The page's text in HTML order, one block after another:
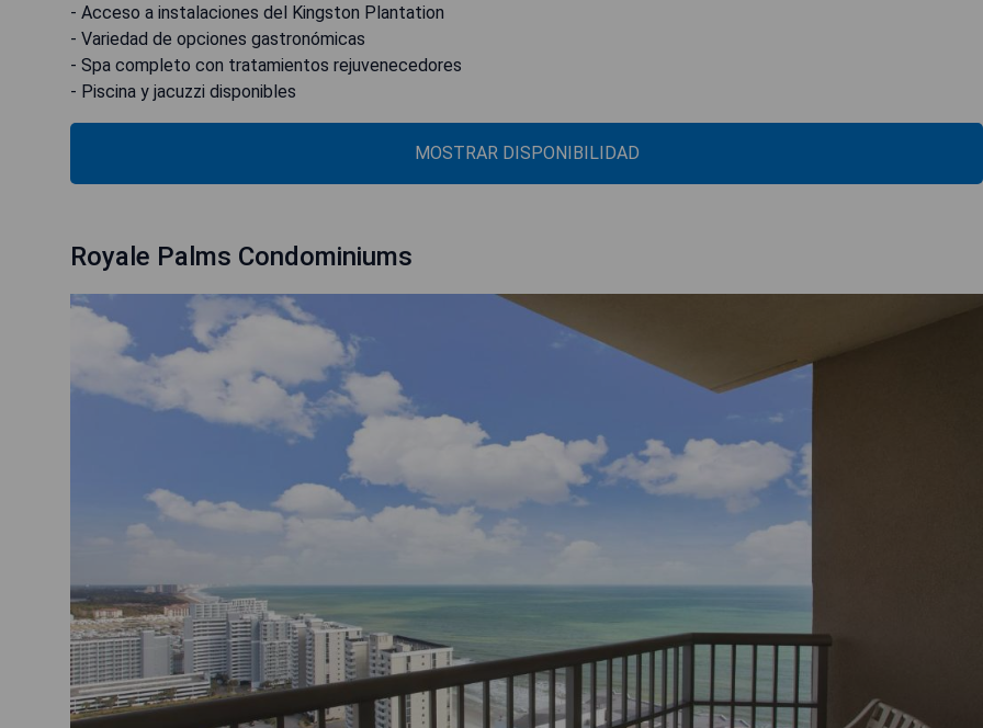
- Acceso a instalaciones del Kingston Plantation
- Variedad de opciones gastronómicas
- Spa completo con tratamientos rejuvenecedores
- Piscina y jacuzzi disponibles
MOSTRAR DISPONIBILIDAD
Royale Palms Condominiums